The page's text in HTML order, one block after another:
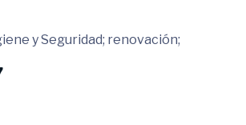
y Seguridad; renovación;